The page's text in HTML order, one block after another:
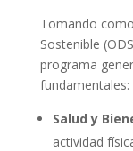
Tomando
Sostenible
programa
fundamentales:
Salud y
actividad